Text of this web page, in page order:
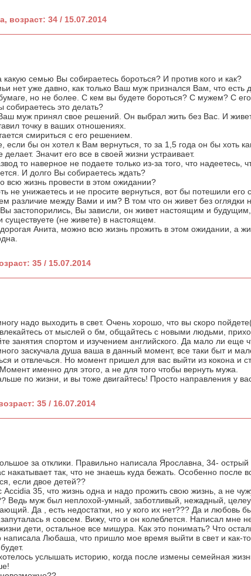
возраст: 34 / 15.07.2014
какую семью Вы собираетесь бороться? И против кого и как?
нет уже давно, как только Ваш муж признался Вам, что есть
но не более. С кем вы будете бороться? С мужем? С
собираетесь это делать?
муж принял свое решений. Он выбрал жить без Вас. И
точку в ваших отношениях.
смириться с его решением.
если бы он хотел к Вам вернуться, то за 1,5 года он бы хоть
делает. Значит его все в своей жизни устраивает.
то наверное не подаете только из-за того, что надеетесь,
И долго Вы собираетесь ждать?
всю жизнь провести в этом ожидании?
не унижаетесь и не просите вернуться, вот бы потешили его
различие между Вами и им? В том что он живет без оглядки
застопорились, Вы зависли, он живет настоящим и
(не живете) в настоящем.
Анита, можно всю жизнь прожить в этом ожидании, а
35 / 15.07.2014
надо выходить в свет. Очень хорошо, что вы скоро
от мыслей о бм, общайтесь с новыми людьми,
занятия спортом и изучением английского. Да мало ли еще
заскучала душа ваша в данный момент, все таки быт и
и отвлечься. Но момент пришел для вас выйти из кокона и
именно для этого, а не для того чтобы вернуть мужа.
по жизни, и вы тоже двигайтесь! Просто направления у
35 / 16.07.2014
за отклики. Правильно написала Ярославна, 34- острый
накатывает так, что не знаешь куда бежать. Особенно после
если двое детей??
Accidia 35, что жизнь одна и надо прожить свою жизнь, а не
Ведь муж был неплохой-умный, заботливый, нежадный,
Да , есть недостатки, но у кого их нет??? Да и любовь
я совсем. Вижу, что и он колеблется. Написал мне
дети, остальное все мишура. Как это понимать? Что
написала Любаша, что пришло мое время выйти в свет и как-
услышать историю, когда после измены семейная